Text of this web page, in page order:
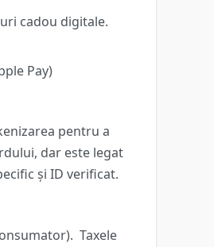
cadou digitale.
Pay)
pentru a
dar este legat
și ID verificat.
Taxele